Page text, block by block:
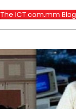
The ICT.com.mm Blog